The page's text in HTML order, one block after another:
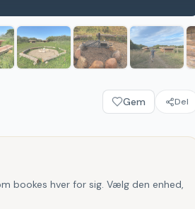
Gem Del
bookes hver for sig. Vælg den enhed,